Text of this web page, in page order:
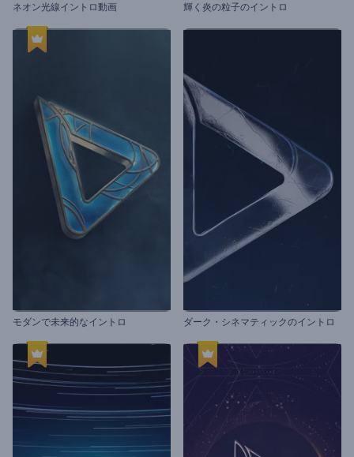
ネオン光線イントロ動画 輝く炎の粒子のイントロ
モダンで未来的なイントロ ダーク・シネマティックのイントロ